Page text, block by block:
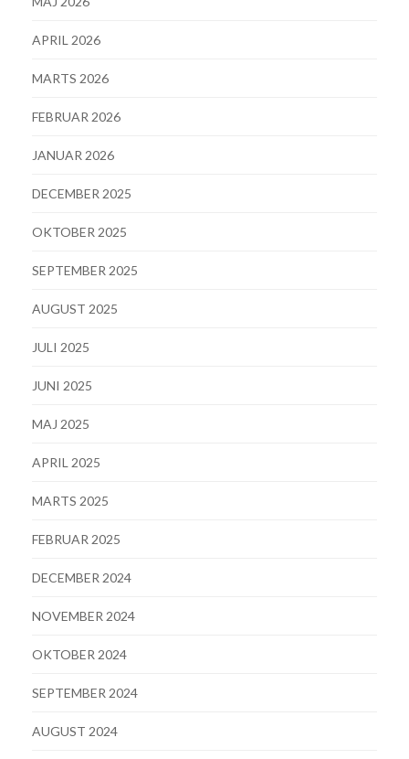
APRIL 2026
MARTS 2026
FEBRUAR 2026
JANUAR 2026
DECEMBER 2025
OKTOBER 2025
SEPTEMBER 2025
AUGUST 2025
JULI 2025
JUNI 2025
MAJ 2025
APRIL 2025
MARTS 2025
FEBRUAR 2025
DECEMBER 2024
NOVEMBER 2024
OKTOBER 2024
SEPTEMBER 2024
AUGUST 2024